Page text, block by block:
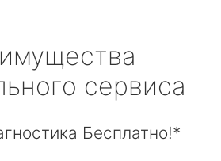
сервиса
Бесплатно!*